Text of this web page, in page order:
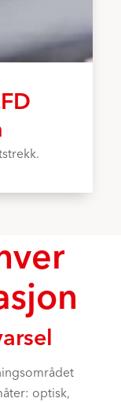
optisk,